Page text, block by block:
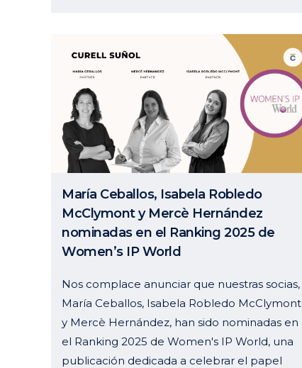
María Ceballos, Isabela Robledo
McClymont y Mercè Hernández
nominadas en el Ranking 2025 de
Women’s IP World
Nos complace anunciar que nuestras socias,
María Ceballos, Isabela Robledo McClymont
y Mercè Hernández, han sido nominadas en
el Ranking 2025 de Women's IP World, una
publicación dedicada a celebrar el papel